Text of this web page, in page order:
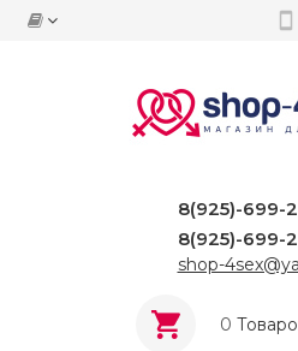
8(925)-699-
8(925)-699-
shop-
0